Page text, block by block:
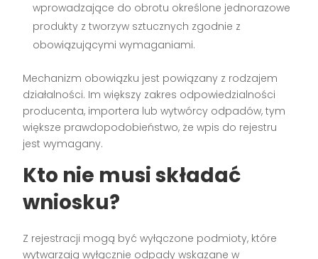
wprowadzające do obrotu określone jednorazowe
produkty z tworzyw sztucznych zgodnie z
obowiązującymi wymaganiami.
Mechanizm obowiązku jest powiązany z rodzajem
działalności. Im większy zakres odpowiedzialności
producenta, importera lub wytwórcy odpadów, tym
większe prawdopodobieństwo, że wpis do rejestru
jest wymagany.
Kto nie musi składać
wniosku?
Z rejestracji mogą być wyłączone podmioty, które
wytwarzają wyłącznie odpady wskazane w